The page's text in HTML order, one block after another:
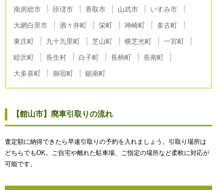
南房総市 匝瑳市 香取市 山武市 いすみ市
大網白里市 酒々井町 栄町 神崎町 多古町
東庄町 九十九里町 芝山町 横芝光町 一宮町
睦沢町 長生村 白子町 長柄町 長南町
大多喜町 御宿町 鋸南町
【館山市】廃車引取りの流れ
査定額に納得できたら早速引取りの予約を入れましょう。引取り場所は
どちらでもOK。ご自宅や離れた駐車場、ご指定の場所など柔軟に対応が
可能です。